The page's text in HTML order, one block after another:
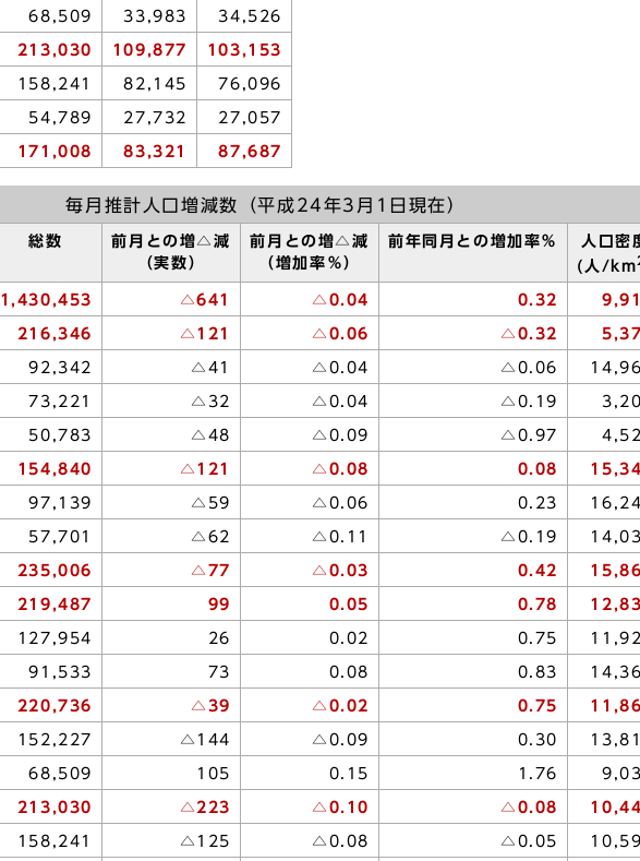
68,509 33,983 34,526
213,030 109,877 103,153
158,241 82,145 76,096
54,789 27,732 27,057
171,008 83,321 87,687
毎月推計人口増減数（平成24年3月1日現在）
総数
前月との増△減
（実数）
前月との増△減
（増加率％）
前年同月との増加率％
人口密
(人/km
1,430,453 △641 △0.04 0.32
216,346 △121 △0.06 △0.32
92,342 △41 △0.04 △0.06
73,221 △32 △0.04 △0.19
50,783 △48 △0.09 △0.97
154,840 △121 △0.08 0.08
97,139 △59 △0.06 0.23
57,701 △62 △0.11 △0.19
235,006 △77 △0.03 0.42
219,487 99 0.05 0.78
127,954 26 0.02 0.75
91,533 73 0.08 0.83
220,736 △39 △0.02 0.75
152,227 △144 △0.09 0.30
68,509 105 0.15 1.76
213,030 △223 △0.10 △0.08
158,241 △125 △0.08 △0.05